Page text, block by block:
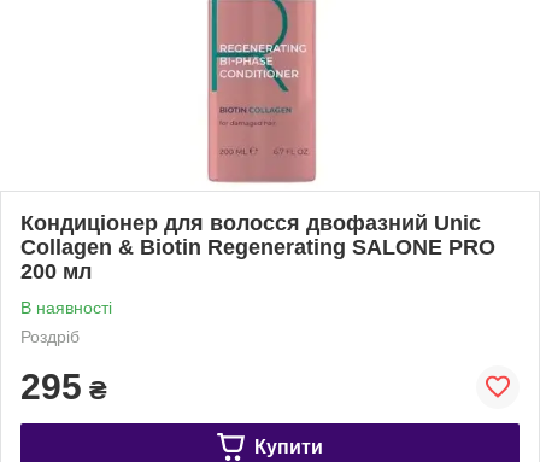
Кондиціонер для волосся двофазний Unic
Collagen & Biotin Regenerating SALONE PRO
200 мл
В наявності
Роздріб
295 ₴
Купити